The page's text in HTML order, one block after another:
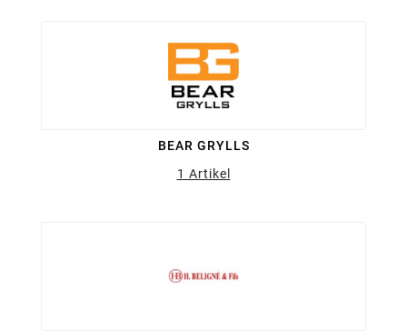
BEAR GRYLLS
1 Artikel